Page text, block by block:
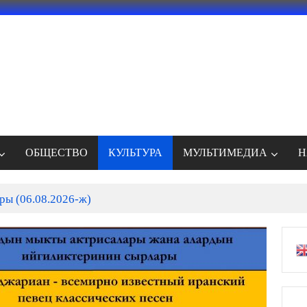
ОБЩЕСТВО КУЛЬТУРА МУЛЬТИМЕДИА
(06.08.2026-ж)